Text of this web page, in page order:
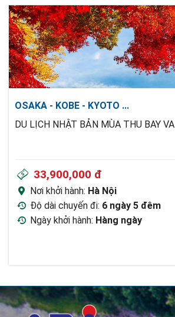
OSAKA - KOBE - KYOTO ...
DU LỊCH NHẬT BẢN MÙA THU BAY VA
33,900,000 đ
Nơi khởi hành: Hà Nội
Độ dài chuyến đi: 6 ngày 5 đêm
Ngày khởi hành: Hàng ngày